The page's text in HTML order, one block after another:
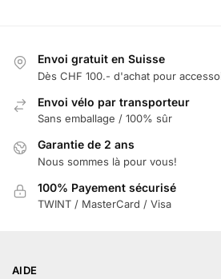
Envoi gratuit en Suisse
Dès CHF 100.- d'achat pour
Envoi vélo par transporteur
Sans emballage / 100% sûr
Garantie de 2 ans
Nous sommes là pour vous!
100% Payement sécurisé
TWINT / MasterCard / Visa
AIDE